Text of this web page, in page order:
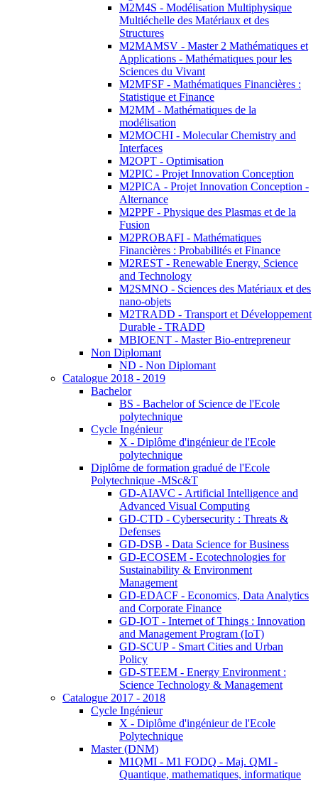
M2M4S - Modélisation Multiphysique
Multiéchelle des Matériaux et des
Structures
M2MAMSV - Master 2 Mathématiques et
Applications - Mathématiques pour les
Sciences du Vivant
M2MFSF - Mathématiques Financières :
Statistique et Finance
M2MM - Mathématiques de la
modélisation
M2MOCHI - Molecular Chemistry and
Interfaces
M2OPT - Optimisation
M2PIC - Projet Innovation Conception
M2PICA - Projet Innovation Conception -
Alternance
M2PPF - Physique des Plasmas et de la
Fusion
M2PROBAFI - Mathématiques
Financières : Probabilités et Finance
M2REST - Renewable Energy, Science
and Technology
M2SMNO - Sciences des Matériaux et des
nano-objets
M2TRADD - Transport et Développement
Durable - TRADD
MBIOENT - Master Bio-entrepreneur
Non Diplomant
ND - Non Diplomant
Catalogue 2018 - 2019
Bachelor
BS - Bachelor of Science de l'Ecole
polytechnique
Cycle Ingénieur
X - Diplôme d'ingénieur de l'Ecole
polytechnique
Diplôme de formation gradué de l'Ecole
Polytechnique -MSc&T
GD-AIAVC - Artificial Intelligence and
Advanced Visual Computing
GD-CTD - Cybersecurity : Threats &
Defenses
GD-DSB - Data Science for Business
GD-ECOSEM - Ecotechnologies for
Sustainability & Environment
Management
GD-EDACF - Economics, Data Analytics
and Corporate Finance
GD-IOT - Internet of Things : Innovation
and Management Program (IoT)
GD-SCUP - Smart Cities and Urban
Policy
GD-STEEM - Energy Environment :
Science Technology & Management
Catalogue 2017 - 2018
Cycle Ingénieur
X - Diplôme d'ingénieur de l'Ecole
Polytechnique
Master (DNM)
M1QMI - M1 FODQ - Maj. QMI -
Quantique, mathematiques, informatique